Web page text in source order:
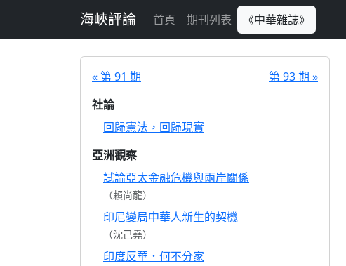
海峽評論 首頁 期刊列表 《中華雜誌》
« 第 91 期
第 93 期 »
社論
回歸憲法，回歸現實
亞洲觀察
試論亞太金融危機與兩岸關係
（賴尚龍）
印尼變局中華人新生的契機
（沈己堯）
印度反華．何不分家